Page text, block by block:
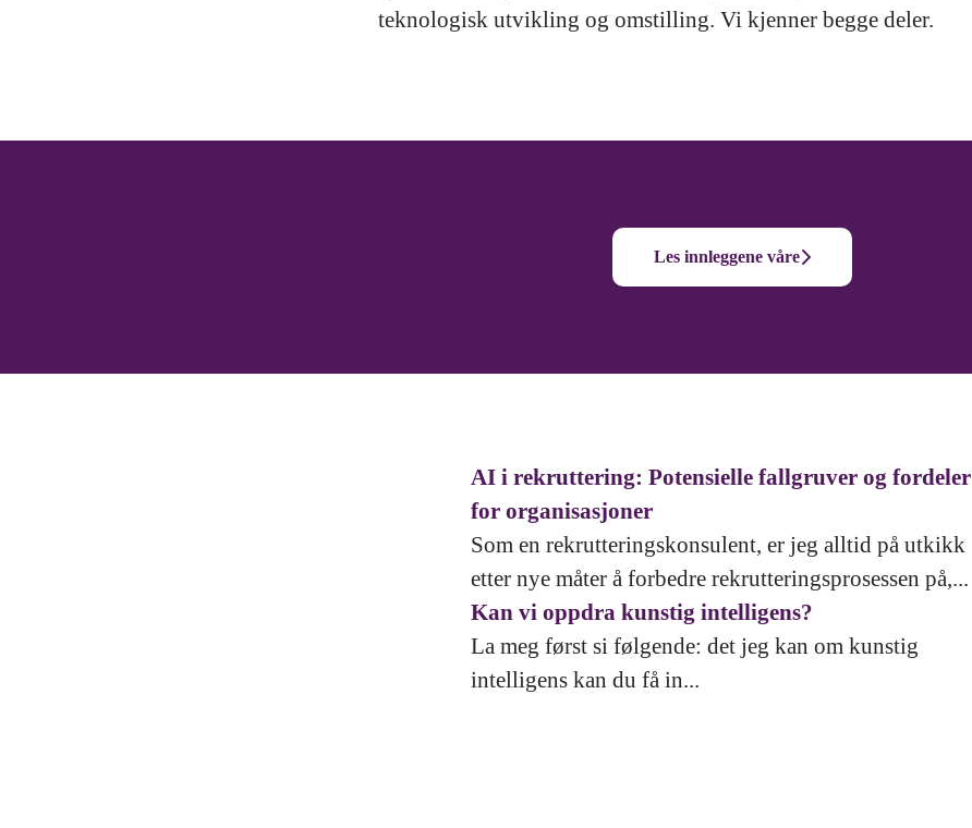
teknologisk utvikling og omstilling. Vi kjenner begge deler.
Les innleggene våre
AI i rekruttering: Potensielle fallgruver og fordeler
for organisasjoner
Som en rekrutteringskonsulent, er jeg alltid på utkikk
etter nye måter å forbedre rekrutteringsprosessen på,...
Kan vi oppdra kunstig intelligens?
La meg først si følgende: det jeg kan om kunstig
intelligens kan du få in...